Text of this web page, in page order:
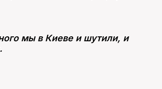
мы в Киеве и шутили, и